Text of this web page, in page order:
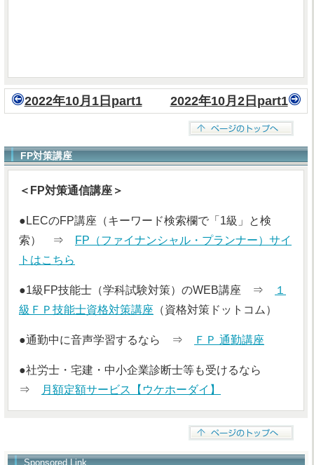
2022年10月1日part1 2022年10月2日part1
FP対策講座
＜FP対策通信講座＞
●LECのFP講座（キーワード検索欄で「1級」と検
索） ⇒
FP（ファイナンシャル・プランナー）サイ
トはこちら
●1級FP技能士（学科試験対策）のWEB講座 ⇒
１
級ＦＰ技能士資格対策講座 （資格対策ドットコム）
●通勤中に音声学習するなら ⇒ ＦＰ 通勤講座
●社労士・宅建・中小企業診断士等も受けるなら
⇒
月額定額サービス【ウケホーダイ】
Sponsored Link